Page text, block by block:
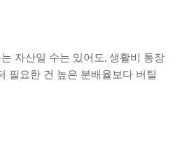
자산일 수는 있어도, 생활비 통장
필요한 건 높은 분배율보다 버틸